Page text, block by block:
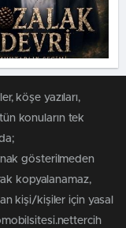
köşe yazıları,
konuların tek
gösterilmeden
kopyalanamaz,
kişi/kişiler için yasal